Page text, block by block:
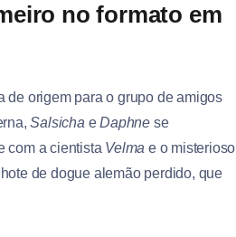
no formato em
origem para o grupo de amigos
Salsicha eDaphne se
com a cientista Velma e o misterioso
de dogue alemão perdido, que